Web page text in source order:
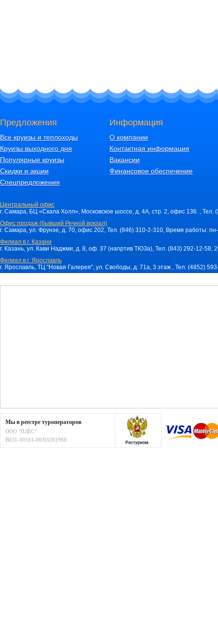
Предложения
Все круизы и теплоходы
Круизы выходного дня
Популярные круизы
Скидки и акции
Спецпредложения
Информация
О компании
Контактная информация
Вакансии
Финансовое обеспечение
Центральный офис
г. Самара, БЦ «Скала Холл», Московское шоссе, д. 4А, стр. 2, офис 136. ,
Офис продаж (бывший Речной вокзал)
г. Самара, ул. Фрунзе, д. 70, офис 202, Тел. (846) 310-2-310, Время работы:
Филиал в г. Казани
г. Казань, ул. Кави Наджми, д. 8, оф. 37 (напртив ТЮЗа), Тел. (843) 292-12-
Филиал в г. Ярославль
г. Ярославль, ТЦ "Новая Галерея", ул. Свободы, д. 71a, 3 этаж , Тел. (4852)
Мы в реестре туроператоров
ООО "ПЛЁС"
В031-00161-00/03281968